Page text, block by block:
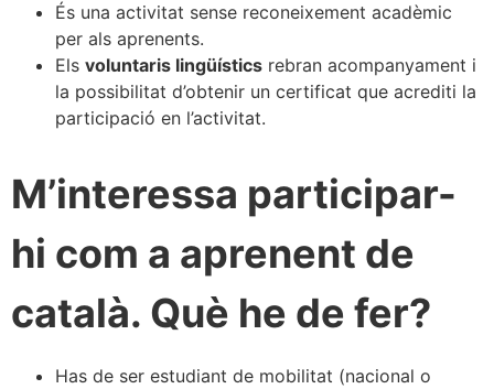
És una activitat sense reconeixement acadèmic
per als aprenents.
Els voluntaris lingüístics rebran acompanyament i
la possibilitat d’obtenir un certificat que acrediti la
participació en l’activitat.
M’interessa participar-
hi com a aprenent de
català. Què he de fer?
Has de ser estudiant de mobilitat (nacional o